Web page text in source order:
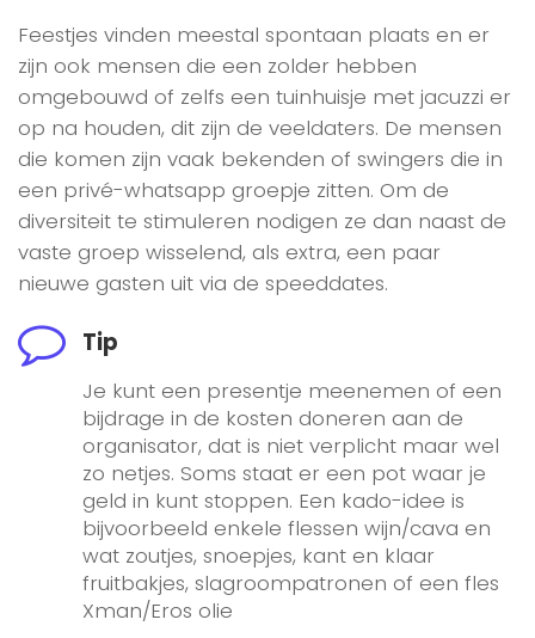
Feestjes vinden meestal spontaan plaats en er
zijn ook mensen die een zolder hebben
omgebouwd of zelfs een tuinhuisje met jacuzzi er
op na houden, dit zijn de veeldaters. De mensen
die komen zijn vaak bekenden of swingers die in
een privé-whatsapp groepje zitten. Om de
diversiteit te stimuleren nodigen ze dan naast de
vaste groep wisselend, als extra, een paar
nieuwe gasten uit via de speeddates.
Tip
Je kunt een presentje meenemen of een
bijdrage in de kosten doneren aan de
organisator, dat is niet verplicht maar wel
zo netjes. Soms staat er een pot waar je
geld in kunt stoppen. Een kado-idee is
bijvoorbeeld enkele flessen wijn/cava en
wat zoutjes, snoepjes, kant en klaar
fruitbakjes, slagroompatronen of een fles
Xman/Eros olie